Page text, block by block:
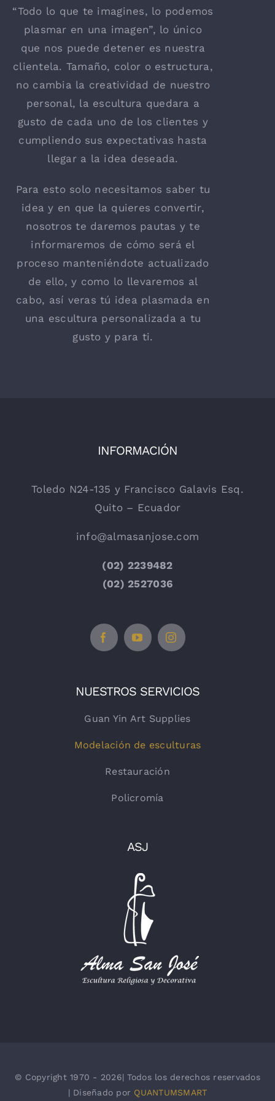
“Todo lo que te imagines, lo podemos
plasmar en una imagen”, lo único
que nos puede detener es nuestra
clientela. Tamaño, color o estructura,
no cambia la creatividad de nuestro
personal, la escultura quedara a
gusto de cada uno de los clientes y
cumpliendo sus expectativas hasta
llegar a la idea deseada.
Para esto solo necesitamos saber tu
idea y en que la quieres convertir,
nosotros te daremos pautas y te
informaremos de cómo será el
proceso manteniéndote actualizado
de ello, y como lo llevaremos al
cabo, así veras tú idea plasmada en
una escultura personalizada a tu
gusto y para ti.
INFORMACIÓN
Toledo N24-135 y Francisco Galavis Esq.
Quito – Ecuador
info@almasanjose.com
(02) 2239482
(02) 2527036
NUESTROS SERVICIOS
Guan Yin Art Supplies
Modelación de esculturas
Restauración
Policromía
ASJ
© Copyright 1970 - 2026| Todos los derechos reservados
| Diseñado por QUANTUMSMART